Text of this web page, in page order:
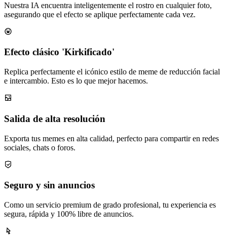
Nuestra IA encuentra inteligentemente el rostro en cualquier foto,
asegurando que el efecto se aplique perfectamente cada vez.
Efecto clásico 'Kirkificado'
Replica perfectamente el icónico estilo de meme de reducción facial
e intercambio. Esto es lo que mejor hacemos.
Salida de alta resolución
Exporta tus memes en alta calidad, perfecto para compartir en redes
sociales, chats o foros.
Seguro y sin anuncios
Como un servicio premium de grado profesional, tu experiencia es
segura, rápida y 100% libre de anuncios.